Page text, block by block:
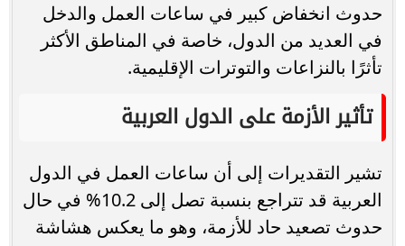
حدوث انخفاض كبير في ساعات العمل والدخل
في العديد من الدول، خاصة في المناطق الأكثر
تأثرًا بالنزاعات والتوترات الإقليمية.
تأثير الأزمة على الدول العربية
تشير التقديرات إلى أن ساعات العمل في الدول
العربية قد تتراجع بنسبة تصل إلى 10.2% في حال
حدوث تصعيد حاد للأزمة، وهو ما يعكس هشاشة